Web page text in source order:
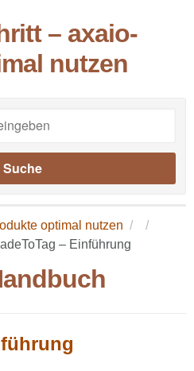
– axaio-
nutzen
optimal nutzen
– Einführung